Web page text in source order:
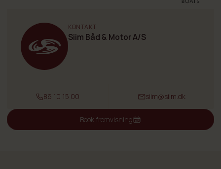
Fjordjollen og lignende så snyd ikke dig selv for at komme forbi og se
denne lækre tender.
Læs mere om Maxima
KONTAKT
Siim Båd & Motor A/S
86 10 15 00 siim@siim.dk
Book fremvisning